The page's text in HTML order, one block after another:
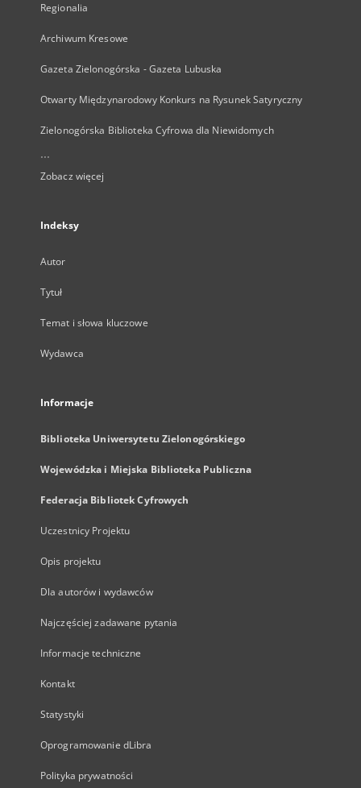
Regionalia
Archiwum Kresowe
Gazeta Zielonogórska - Gazeta Lubuska
Otwarty Międzynarodowy Konkurs na Rysunek Satyryczny
Zielonogórska Biblioteka Cyfrowa dla Niewidomych
...
Zobacz więcej
Indeksy
Autor
Tytuł
Temat i słowa kluczowe
Wydawca
Informacje
Biblioteka Uniwersytetu Zielonogórskiego
Wojewódzka i Miejska Biblioteka Publiczna
Federacja Bibliotek Cyfrowych
Uczestnicy Projektu
Opis projektu
Dla autorów i wydawców
Najczęściej zadawane pytania
Informacje techniczne
Kontakt
Statystyki
Oprogramowanie dLibra
Polityka prywatności